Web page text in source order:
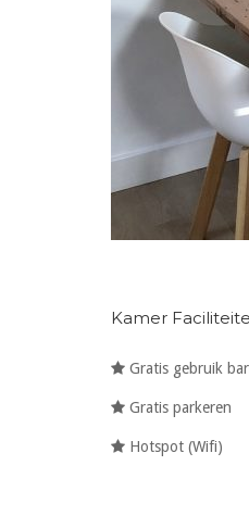
Kamer
Gratis gebruik
Gratis parkeren
Hotspot (Wifi)